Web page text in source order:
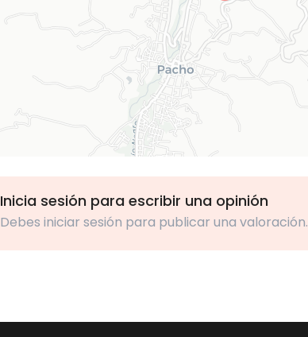
Inicia sesión para escribir una opinión
Debes iniciar sesión para publicar una valoración.